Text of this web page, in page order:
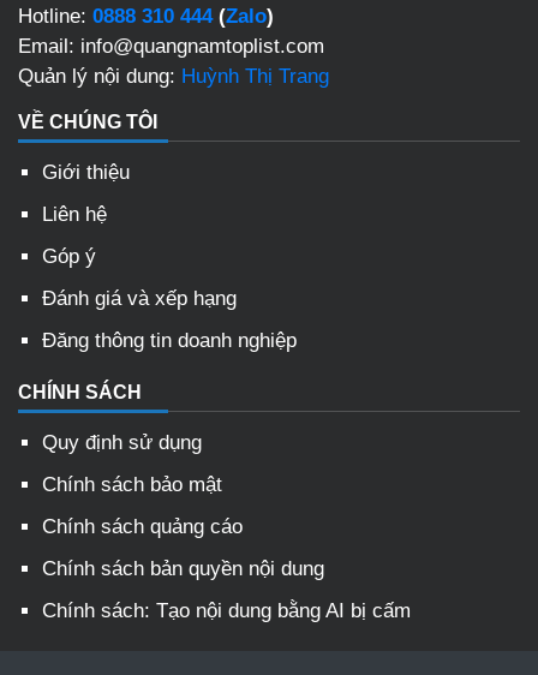
Hotline: 0888 310 444(Zalo)
Email: info@quangnamtoplist.com
Quản lý nội dung: Huỳnh Thị Trang
VỀ CHÚNG TÔI
Giới thiệu
Liên hệ
Góp ý
Đánh giá và xếp hạng
Đăng thông tin doanh nghiệp
CHÍNH SÁCH
Quy định sử dụng
Chính sách bảo mật
Chính sách quảng cáo
Chính sách bản quyền nội dung
Chính sách: Tạo nội dung bằng AI bị cấm